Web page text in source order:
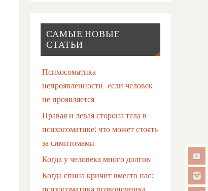
САМЫЕ НОВЫЕ
СТАТЬИ
Психосоматика
непроявленности- если человек
не проявляется
Правая и левая сторона тела в
психосоматике: что может стоять
за симптомами
Когда у человека много долгов
Когда спина кричит вместо нас: